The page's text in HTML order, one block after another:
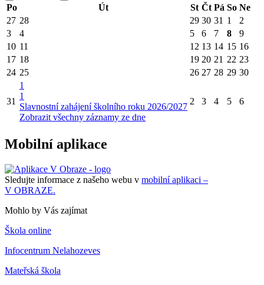
Po
Út St Čt Pá So Ne
27 28 29 30 31 1
2
3
4 5 6 7 8
9
10 11 12 13 14 15 16
17 18 19 20 21 22 23
24 25 26 27 28 29 30
31
1
1
Slavnostní zahájení školního roku 2026/2027
Zobrazit všechny záznamy ze dne
2 3 4 5 6
Mobilní aplikace
Sledujte informace z našeho webu v mobilní aplikaci –
V OBRAZE.
Mohlo by Vás zajímat
Škola online
Infocentrum Nelahozeves
Mateřská škola